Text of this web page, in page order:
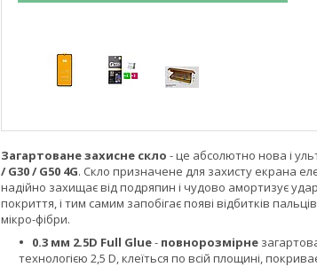
Загартоване захисне скло - це абсолютно нова і
/ G30 / G50 4G. Скло призначене для захисту екрана
надійно захищає від подряпин і чудово амортизує
покриття, і тим самим запобігає появі відбитків
мікро-фібри.
0.3 мм 2.5D Full Glue- повнорозмірне
технологією 2,5 D, клеїться по всій площині,